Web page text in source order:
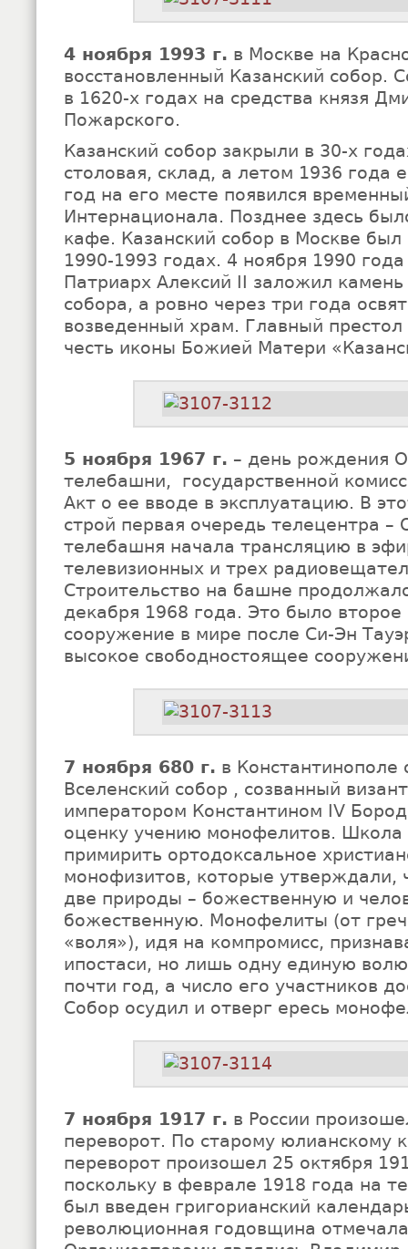
4 ноября 1993 г. в Москве на
восстановленный Казанский собор.
в 1620-х годах на средства князя
Пожарского.
Казанский собор закрыли в 30-х
столовая, склад, а летом 1936 года
год на его месте появился
Интернационала. Позднее здесь
кафе. Казанский собор в Москве был
1990-1993 годах. 4 ноября 1990
Патриарх Алексий II заложил камень
собора, а ровно через три года
возведенный храм. Главный
честь иконы Божией Матери
5 ноября 1967 г. – день рождения
телебашни, государственной
Акт о ее вводе в эксплуатацию. В
строй первая очередь телецентра –
телебашня начала трансляцию в
телевизионных и трех
Строительство на башне
декабря 1968 года. Это было второе
сооружение в мире после Си-Эн
высокое свободностоящее
7 ноября 680 г. в Константинополе
Вселенский собор , созванный
императором Константином IV
оценку учению монофелитов. Школа
примирить ортодоксальное
монофизитов, которые утверждали,
две природы – божественную и
божественную. Монофелиты (от
«воля»), идя на компромисс,
ипостаси, но лишь одну единую
почти год, а число его участников
Собор осудил и отверг ересь
7 ноября 1917 г. в России
переворот. По старому юлианско­му
переворот произошел 25 октября
поскольку в феврале 1918 года на
был введен григорианский
революционная годовщина